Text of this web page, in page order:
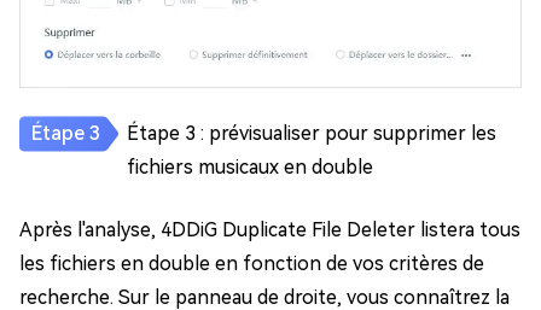
Étape 3 : prévisualiser pour supprimer les
fichiers musicaux en double
Après l'analyse, 4DDiG Duplicate File Deleter listera tous
les fichiers en double en fonction de vos critères de
recherche. Sur le panneau de droite, vous connaîtrez la